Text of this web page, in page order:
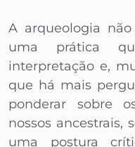
A arqueologia
uma prática
interpretação e,
que há mais
ponderar sobre
nossos ancestrais,
uma postura